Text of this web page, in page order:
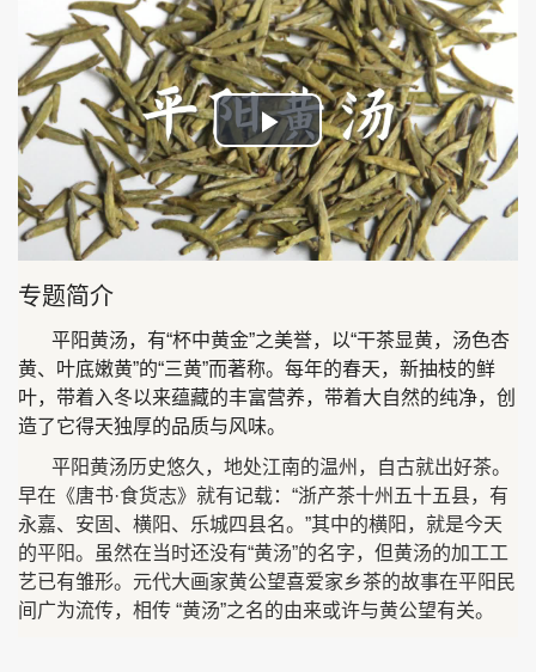
Play
Video
专题简介
平阳黄汤，有“杯中黄金”之美誉，以“干茶显黄，汤色杏
黄、叶底嫩黄”的“三黄”而著称。每年的春天，新抽枝的鲜
叶，带着入冬以来蕴藏的丰富营养，带着大自然的纯净，创
造了它得天独厚的品质与风味。
平阳黄汤历史悠久，地处江南的温州，自古就出好茶。
早在《唐书·食货志》就有记载：“浙产茶十州五十五县，有
永嘉、安固、横阳、乐城四县名。”其中的横阳，就是今天
的平阳。虽然在当时还没有“黄汤”的名字，但黄汤的加工工
艺已有雏形。元代大画家黄公望喜爱家乡茶的故事在平阳民
间广为流传，相传 “黄汤”之名的由来或许与黄公望有关。